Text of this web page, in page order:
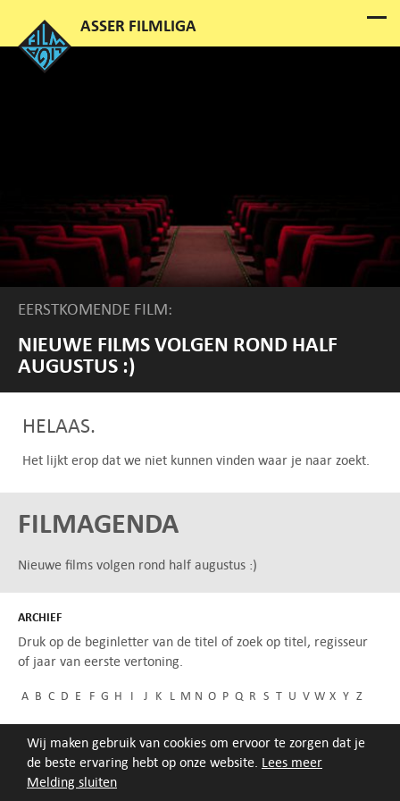
Melding sluiten
Wij maken gebruik van cookies om ervoor te zorgen dat je
de beste ervaring hebt op onze website. Lees meer
EERSTKOMENDE FILM:
NIEUWE FILMS VOLGEN ROND HALF
AUGUSTUS :)
HELAAS.
Het lijkt erop dat we niet kunnen vinden waar je naar zoekt.
FILMAGENDA
Nieuwe films volgen rond half augustus :)
ARCHIEF
Druk op de beginletter van de titel of zoek op titel, regisseur
of jaar van eerste vertoning.
A B C D E F G H I J K L M N O P Q R S T U V W X Y Z